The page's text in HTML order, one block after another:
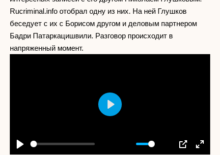
Rucriminal.info отобрал одну из них. На ней Глушков
беседует с их с Борисом другом и деловым партнером
Бадри Патаркацишвили. Разговор происходит в
напряженный момент.
Play Mute SettingsPIP Enter
Play